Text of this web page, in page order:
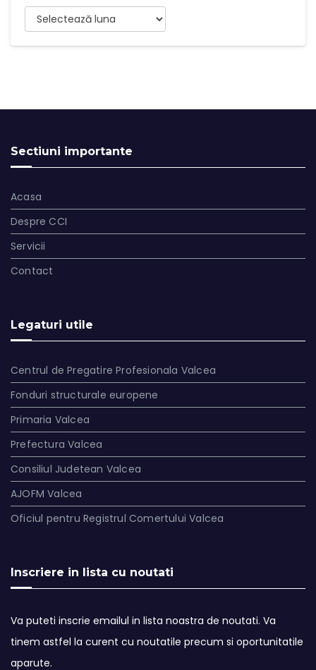
Arhive
Sectiuni importante
Acasa
Despre CCI
Servicii
Contact
Legaturi utile
Centrul de Pregatire Profesionala Valcea
Fonduri structurale europene
Primaria Valcea
Prefectura Valcea
Consiliul Judetean Valcea
AJOFM Valcea
Oficiul pentru Registrul Comertului Valcea
Inscriere in lista cu noutati
Va puteti inscrie emailul in lista noastra de noutati. Va
tinem astfel la curent cu noutatile precum si oportunitatile
aparute.